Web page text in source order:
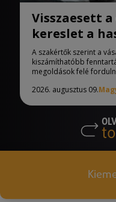
Visszaesett
kereslet a
A szakértők szerint a
kiszámíthatóbb
megoldások felé
2026. augusztus 09.